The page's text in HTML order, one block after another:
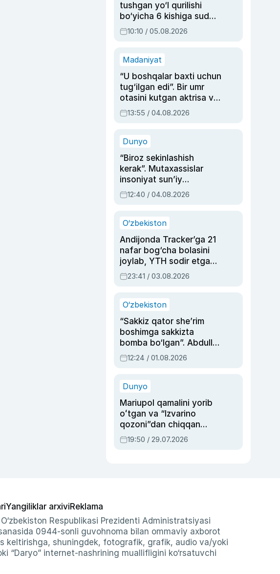
tushgan yo‘l qurilishi
bo‘yicha 6 kishiga sud
hukmi o‘qildi
10:10 / 05.08.2026
Madaniyat
“U boshqalar baxti uchun
tug‘ilgan edi”. Bir umr
otasini kutgan aktrisa va
dublyaj ustasi Rimma
Ahmedovaning
13:55 / 04.08.2026
Dunyo
“Biroz sekinlashish
kerak”. Mutaxassislar
insoniyat sun’iy
intellektni boshqara
olmay qolishidan xavotir
12:40 / 04.08.2026
O‘zbekiston
Andijonda Tracker’ga 21
nafar bog‘cha bolasini
joylab, YTH sodir etgan
ayolga sud hukmi o‘qildi
23:41 / 03.08.2026
O‘zbekiston
“Sakkiz qator she’rim
boshimga sakkizta
bomba bo‘lgan”. Abdulla
Oripovni siyosiy
ayblovlardan asrab
12:24 / 01.08.2026
Dunyo
Mariupol qamalini yorib
oʻtgan va “Izvarino
qozoni”dan chiqqan
qahramon — Ukraina
armiyasi bosh
19:50 / 29.07.2026
Yangiliklar arxiviReklama
Respublikasi Prezidenti Administratsiyasi
0944-sonli guvohnoma bilan ommaviy axborot
keltirishga, shuningdek, fotografik, grafik, audio va/yoki
“Daryo” internet-nashrining muallifligini ko‘rsatuvchi